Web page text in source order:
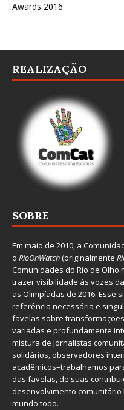
Awards 2016.
REALIZAÇÃO
SOBRE
Em maio de 2010, a
o RioOnWatch(originalmente Ri
Comunidades do Rio de Olho
trazer visibilidade às vozes
as Olimpíadas de 2016. Esse
referência necessária e
favelas sobre
variadas e profundamente
mistura de jornalistas
solidários, observadores
acadêmicos–trabalhamos
das favelas, de suas
desenvolvimento
mundo todo.